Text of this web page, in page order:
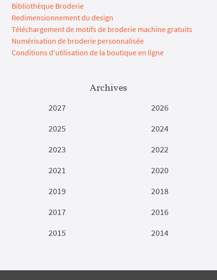
Bibliothèque Broderie
Redimensionnement du design
Téléchargement de motifs de broderie machine gratuits
Numérisation de broderie personnalisée
Conditions d'utilisation de la boutique en ligne
Archives
2027
2026
2025
2024
2023
2022
2021
2020
2019
2018
2017
2016
2015
2014